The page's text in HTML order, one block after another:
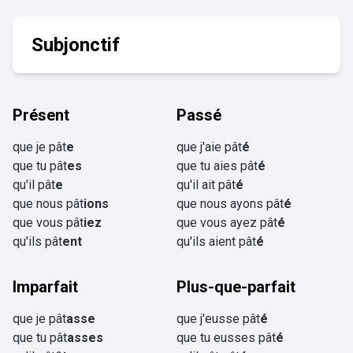
Subjonctif
Présent
que je pâte
que tu pâtes
qu'il pâte
que nous pâtions
que vous pâtiez
qu'ils pâtent
Passé
que j'aie pâté
que tu aies pâté
qu'il ait pâté
que nous ayons pâté
que vous ayez pâté
qu'ils aient pâté
Imparfait
que je pâtasse
que tu pâtasses
Plus-que-parfait
que j'eusse pâté
que tu eusses pâté